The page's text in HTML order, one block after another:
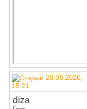
28.08.2020,
15:21
diza